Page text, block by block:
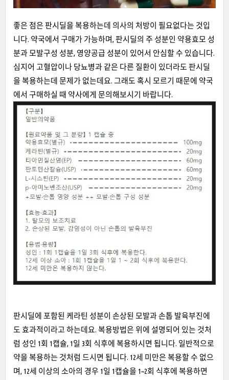
좋은 점은 판시딜을 복용하는데 의사의 처방이 필요없다는 것입
니다. 약국에서 구매가 가능하며, 판시딜의 주 성분인 약용효모 성
분과 모발구성 성분, 영양공급 성분이 있어서 안심할 수 있습니다.
심지어 고혈압이나 당뇨병과 같은 다른 질환이 있더라도 판시딜
을 복용하는데 문제가 없는데요. 그래도 혹시 모르기 때문에 약국
에서 구매하실 때 약사에게 문의해보시기 바랍니다.
판시딜에 포함된 케라틴 성분이 손상된 모발과 손톱 발육부진에
도 효과적이라고 하는데요. 복용방법은 위에 설명되어 있는 것처
럼 성인 1회 1캡슐, 1일 3회 식후에 복용하시면 됩니다. 일반적으로
약을 복용하는 것처럼 드시면 됩니다. 12세 미만은 복용할 수 없으
며, 12세 이상의 소아의 경우 1일 1캡슐을 1~2회 식후에 복용하면